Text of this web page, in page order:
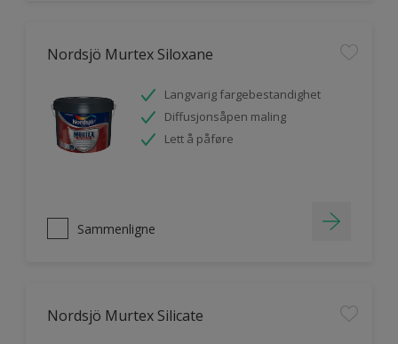
Nordsjö Murtex Siloxane
Langvarig fargebestandighet
Diffusjonsåpen maling
Lett å påføre
Sammenligne
Nordsjö Murtex Silicate